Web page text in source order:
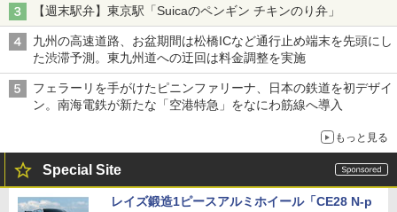
【週末駅弁】東京駅「Suicaのペンギン チキンのり弁」
九州の高速道路、お盆期間は松橋ICなど通行止め端末を先頭にし
た渋滞予測。東九州道への迂回は料金調整を実施
フェラーリを手がけたピニンファリーナ、日本の鉄道を初デザイ
ン。南海電鉄が新たな「空港特急」をなにわ筋線へ導入
もっと見る
Special Site
レイズ鍛造1ピースアルミホイール「CE28 N-p